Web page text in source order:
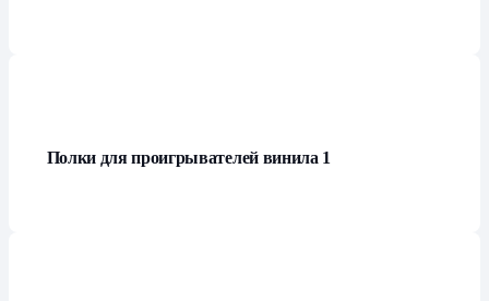
Полки для проигрывателей винила 1